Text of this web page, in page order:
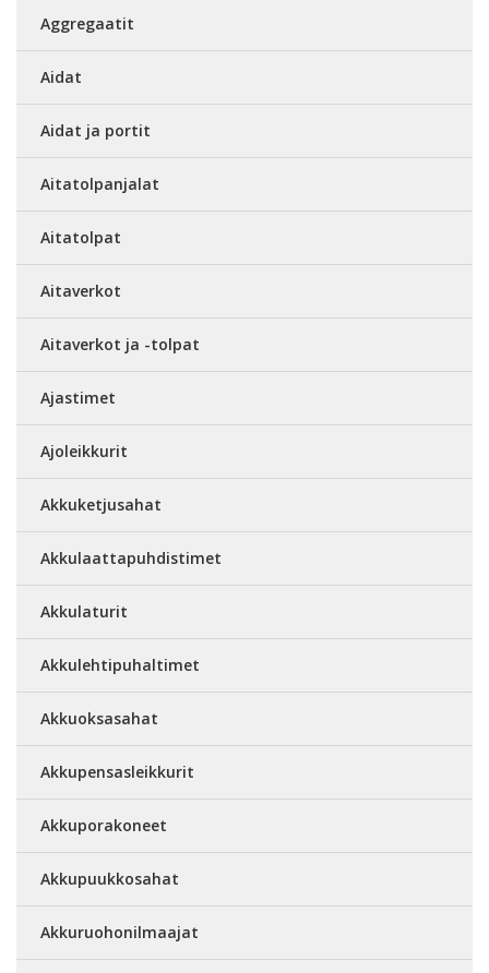
Aggregaatit
Aidat
Aidat ja portit
Aitatolpanjalat
Aitatolpat
Aitaverkot
Aitaverkot ja -tolpat
Ajastimet
Ajoleikkurit
Akkuketjusahat
Akkulaattapuhdistimet
Akkulaturit
Akkulehtipuhaltimet
Akkuoksasahat
Akkupensasleikkurit
Akkuporakoneet
Akkupuukkosahat
Akkuruohonilmaajat